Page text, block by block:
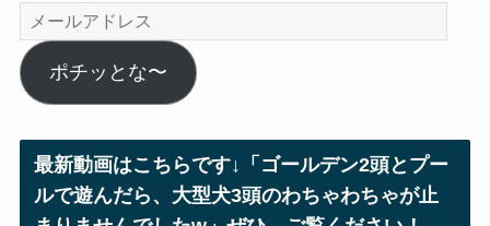
メ
ー
ル
ア
ス
ポチッとな〜
最新動画はこちらです↓「ゴールデン2頭とプー
ルで遊んだら、大型犬3頭のわちゃわちゃが止